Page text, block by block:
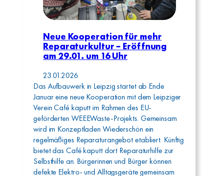
Neue Kooperation für mehr
Reparaturkultur – Eröffnung
am 29.01. um 16 Uhr
23.01.2026
Das Aufbauwerk in Leipzig startet ab Ende
Januar eine neue Kooperation mit dem Leipziger
Verein Café kaputt im Rahmen des EU-
geförderten WEEEWaste-Projekts. Gemeinsam
wird im Konzeptladen Wiederschön ein
regelmäßiges Reparaturangebot etabliert. Künftig
bietet das Café kaputt dort Reparaturhilfe zur
Selbsthilfe an. Bürgerinnen und Bürger können
defekte Elektro- und Alltagsgeräte gemeinsam